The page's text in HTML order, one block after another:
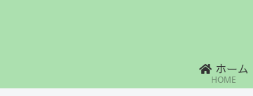
ホーム
HOME